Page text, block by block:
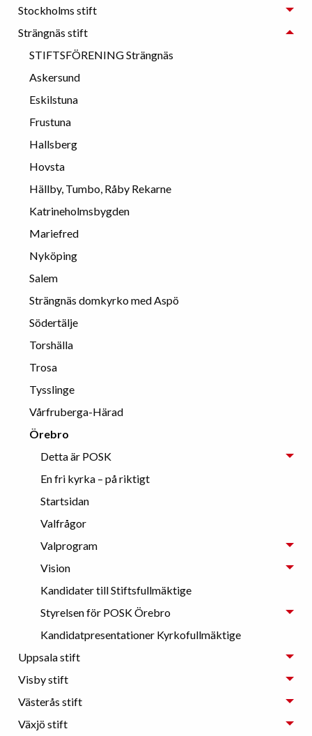
Stockholms stift
Strängnäs stift
STIFTSFÖRENING Strängnäs
Askersund
Eskilstuna
Frustuna
Hallsberg
Hovsta
Hällby, Tumbo, Råby Rekarne
Katrineholmsbygden
Mariefred
Nyköping
Salem
Strängnäs domkyrko med Aspö
Södertälje
Torshälla
Trosa
Tysslinge
Vårfruberga-Härad
Örebro
Detta är POSK
En fri kyrka – på riktigt
Startsidan
Valfrågor
Valprogram
Vision
Kandidater till Stiftsfullmäktige
Styrelsen för POSK Örebro
Kandidatpresentationer Kyrkofullmäktige
Uppsala stift
Visby stift
Västerås stift
Växjö stift